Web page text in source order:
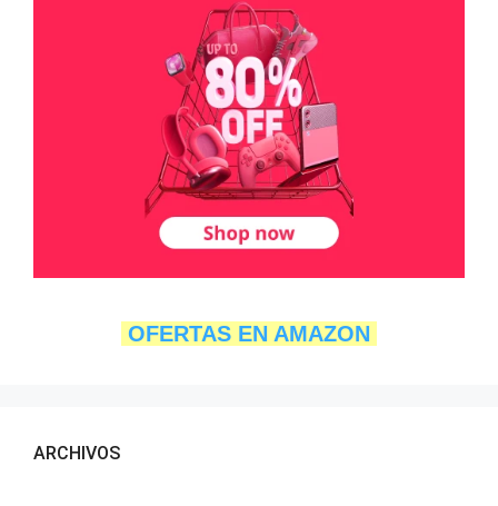
OFERTAS EN AMAZON
ARCHIVOS